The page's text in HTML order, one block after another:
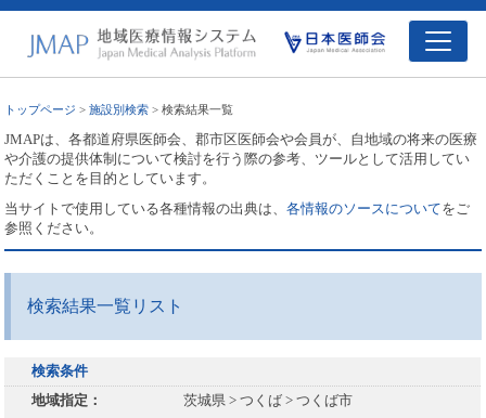
トップページ >施設別検索 > 検索結果一覧
JMAPは、各都道府県医師会、郡市区医師会や会員が、自地域の将来の医療
や介護の提供体制について検討を行う際の参考、ツールとして活用してい
ただくことを目的としています。
当サイトで使用している各種情報の出典は、各情報のソースについてをご
参照ください。
検索結果一覧リスト
検索条件
地域指定：
茨城県 > つくば > つくば市